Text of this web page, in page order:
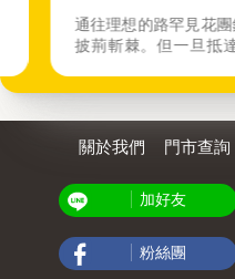
通往理想的路罕見花
披荊斬棘。但一旦抵
關於我們 門市查詢
加好友
粉絲團